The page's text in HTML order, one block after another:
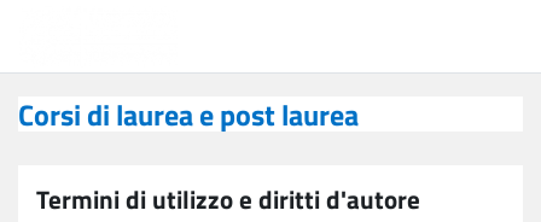
Corsi di laurea e post laurea
Termini di utilizzo e diritti d'autore